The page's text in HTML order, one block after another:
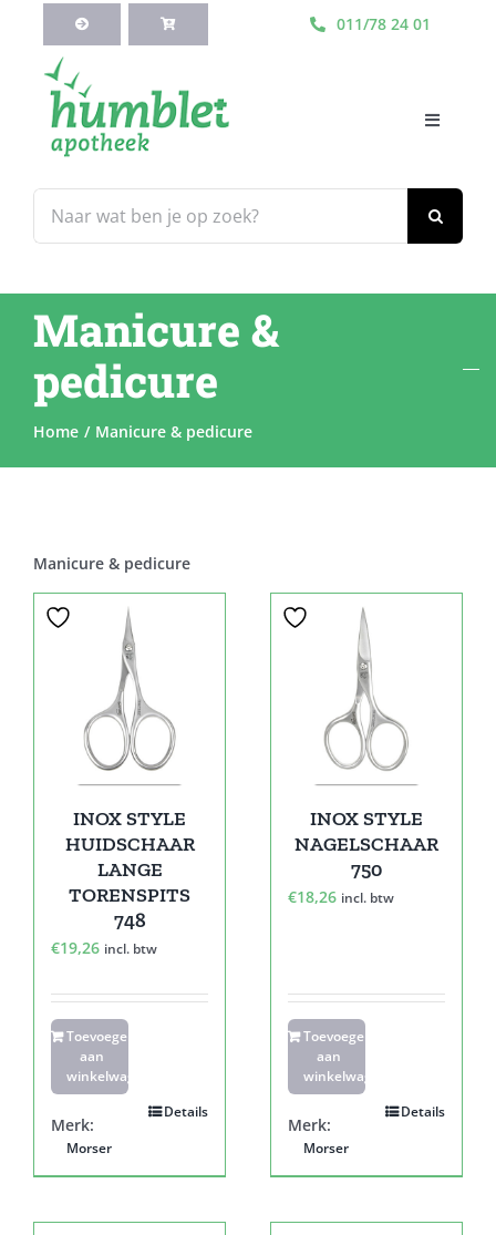
inhoud
011/78 24 01
naar:
Toggle
Webshop
Blog
Diensten
Contacteer Ons
Manicure &
pedicure
Home Manicure & pedicure
Manicure & pedicure
INOX STYLE
HUIDSCHAAR
LANGE
TORENSPITS
748
€19,26 incl. btw
Toevoegen
aan
winkelwagen
Details
Merk:
Morser
INOX STYLE
NAGELSCHAAR
750
€18,26 incl. btw
Toevoegen
aan
winkelwagen
Details
Merk:
Morser